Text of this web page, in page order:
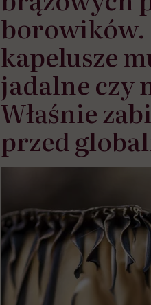
borowików.
kapelusze
jadalne czy
Właśnie
przed